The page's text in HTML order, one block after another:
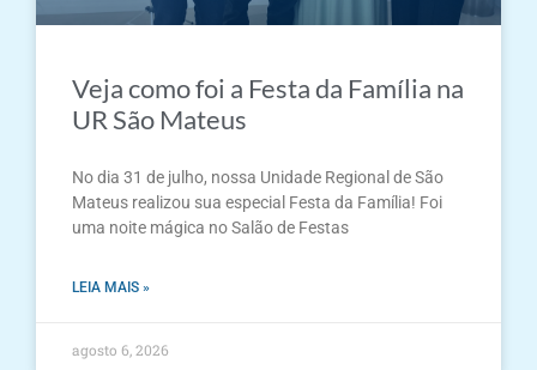
Veja como foi a Festa da Família na
UR São Mateus
No dia 31 de julho, nossa Unidade Regional de São
Mateus realizou sua especial Festa da Família! Foi
uma noite mágica no Salão de Festas
LEIA MAIS »
agosto 6, 2026